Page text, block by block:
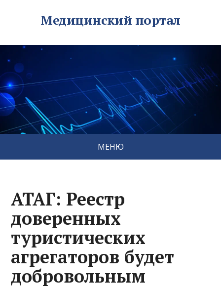
Медицинский портал
МЕНЮ
АТАГ: Реестр
доверенных
туристических
агрегаторов будет
добровольным